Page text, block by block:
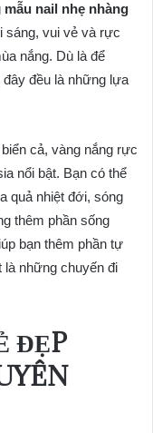
mẫu nail nhẹ nhàng
sáng, vui vẻ và rực
nắng. Dù là để
đều là những lựa
cả, vàng nắng rực
nổi bật. Bạn có thể
quả nhiệt đới, sóng
thêm phần sống
bạn thêm phần tự
là những chuyến đi
ĐẸP